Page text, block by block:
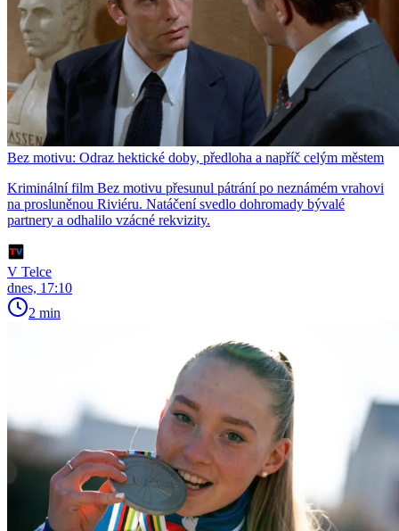
Bez motivu: Odraz hektické doby, předloha a napříč celým městem
Kriminální film Bez motivu přesunul pátrání po neznámém vrahovi
na prosluněnou Riviéru. Natáčení svedlo dohromady bývalé
partnery a odhalilo vzácné rekvizity.
V Telce
dnes, 17:10
2 min